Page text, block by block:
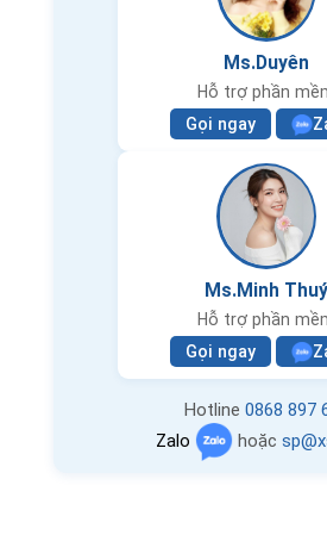
Ms.Duyên
Hỗ trợ phần
Gọi ngay
Ms.Minh Thuý
Hỗ trợ phần
Gọi ngay
Hotline 0868 897
Zalo
hoặc